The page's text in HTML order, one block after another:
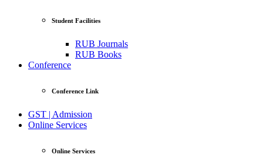
Student Facilities
RUB Journals
RUB Books
Conference
Conference Link
GST | Admission
Online Services
Online Services